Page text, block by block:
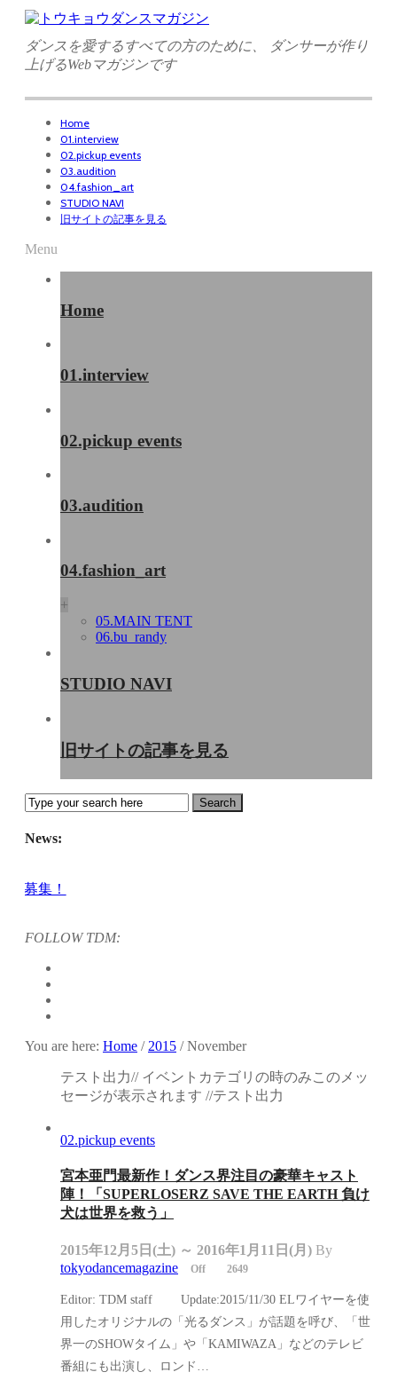
ダンスを愛するすべての方のために、 ダンサーが作り
上げるWebマガジンです
Home
01.interview
02.pickup events
03.audition
04.fashion_art
STUDIO NAVI
旧サイトの記事を見る
Menu
Home
01.interview
02.pickup events
03.audition
04.fashion_art
+
05.MAIN TENT
06.bu_randy
STUDIO NAVI
旧サイトの記事を見る
News:
奈川芸術劇場『未練の幽霊と怪物―「珊瑚」「円山町」―
」
SHOW FINAL 2DAYS
ート！
FOLLOW TDM:
You are here: Home / 2015 /November
テスト出力// イベントカテゴリの時のみこのメッ
セージが表示されます //テスト出力
02.pickup events
宮本亜門最新作！ダンス界注目の豪華キャスト
陣！「SUPERLOSERZ SAVE THE EARTH 負け
犬は世界を救う」
2015年12月5日(土) ～ 2016年1月11日(月) By
tokyodancemagazine
Off 2649
Editor: TDM staff Update:2015/11/30 ELワイヤーを使
用したオリジナルの「光るダンス」が話題を呼び、「世
界一のSHOWタイム」や「KAMIWAZA」などのテレビ
番組にも出演し、ロンド…